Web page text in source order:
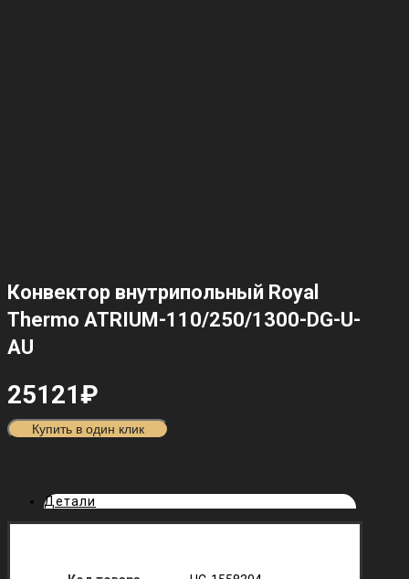
Конвектор внутрипольный Royal
Thermo ATRIUM-110/250/1300-DG-U-
AU
25121₽
Купить в один клик
Детали